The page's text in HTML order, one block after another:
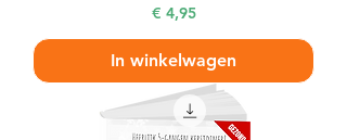
Prijs
€ 4,95
In winkelwagen